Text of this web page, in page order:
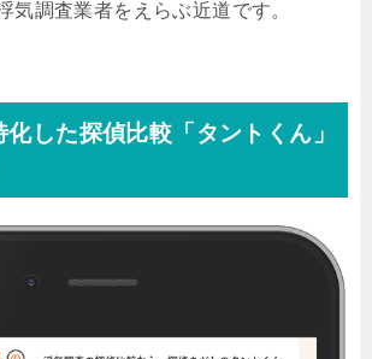
気調査業者をえらぶ近道です。
した探偵比較「タントくん」